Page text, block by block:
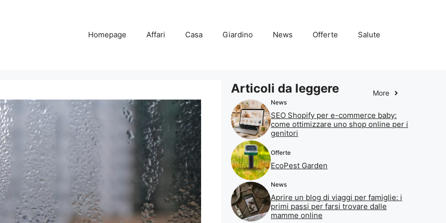
Homepage Affari Casa Giardino News Offerte Salute
Articoli da leggere More
News
SEO Shopify per e-commerce baby:
come ottimizzare uno shop online per i
genitori
Offerte
EcoPest Garden
News
Aprire un blog di viaggi per famiglie: i
primi passi per farsi trovare dalle
mamme online